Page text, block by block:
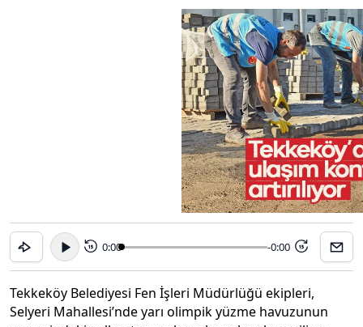
15 0:00 -0:00 15
Tekkeköy Belediyesi Fen İşleri Müdürlüğü ekipleri,
Selyeri Mahallesi’nde yarı olimpik yüzme havuzunun